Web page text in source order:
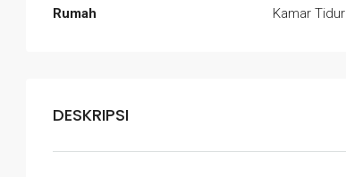
Rumah
Kamar Tidur
DESKRIPSI